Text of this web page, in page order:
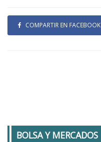
COMPARTIR EN FACEBOOK
BOLSA Y MERCADOS